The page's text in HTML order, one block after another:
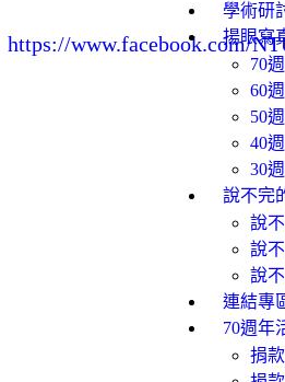
學術研
揚眼寫
70
60
50
40
30
說不完
說
說
說
連結專
70週年
捐
https://www.facebook.com/